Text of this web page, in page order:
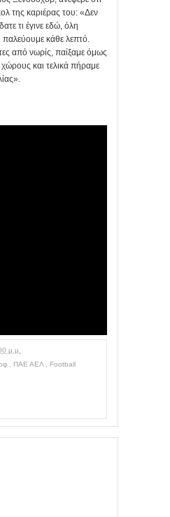
της καριέρας του: «Δεν
τι έγινε εδώ, όλη
παλεύουμε κάθε λεπτό.
από νωρίς, παίξαμε όμως
και τελικά πήραμε
μ.μ.
ΠΑΕ ΑΕΛ
Football